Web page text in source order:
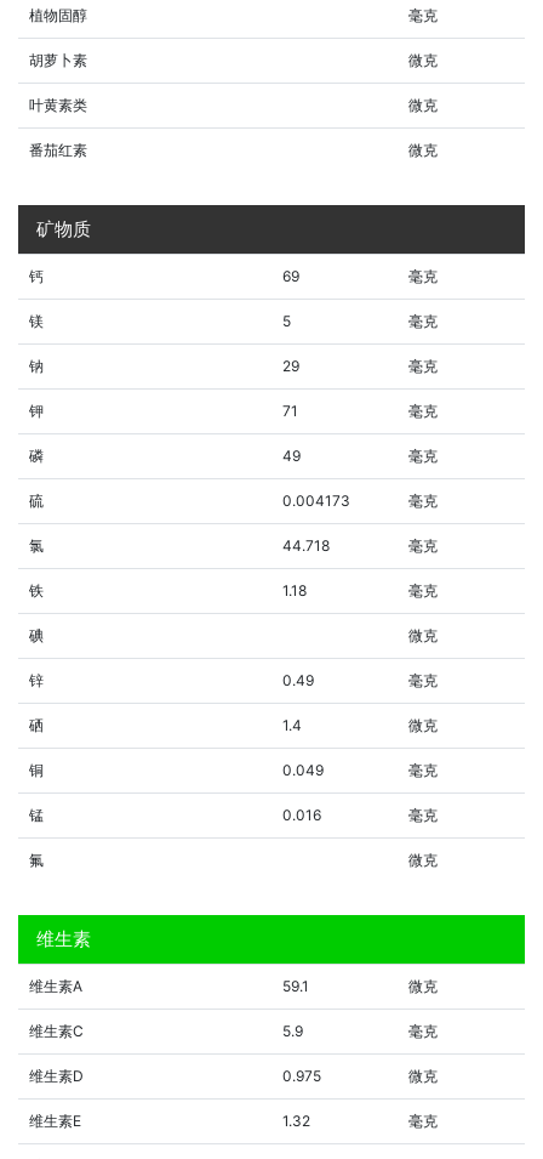
植物固醇 毫克
胡萝卜素 微克
叶黄素类 微克
番茄红素 微克
矿物质
钙 69 毫克
镁 5 毫克
钠 29 毫克
钾 71 毫克
磷 49 毫克
硫 0.004173 毫克
氯 44.718 毫克
铁 1.18 毫克
碘 微克
锌 0.49 毫克
硒 1.4 微克
铜 0.049 毫克
锰 0.016 毫克
氟 微克
维生素
维生素A 59.1 微克
维生素C 5.9 毫克
维生素D 0.975 微克
维生素E 1.32 毫克